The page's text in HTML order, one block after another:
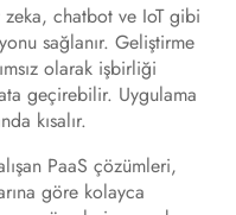
zeka, chatbot ve IoT gibi
sağlanır. Geliştirme
olarak işbirliği
geçirebilir. Uygulama
kısalır.
PaaS çözümleri,
göre kolayca